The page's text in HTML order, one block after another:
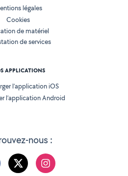
nous :
légales
Cookies
de matériel
de services
APPLICATIONS
l’application iOS
l’application Android